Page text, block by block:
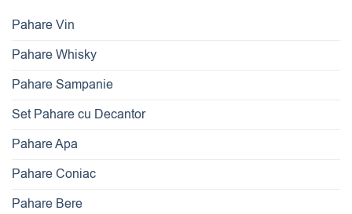
Pahare Vin
Pahare Whisky
Pahare Sampanie
Set Pahare cu Decantor
Pahare Apa
Pahare Coniac
Pahare Bere